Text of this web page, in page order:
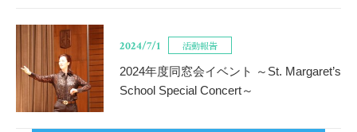
トピックス
お問い合わせ
2024/7/1 活動報告
2024年度同窓会イベント ～St. Margaret’s
School Special Concert～